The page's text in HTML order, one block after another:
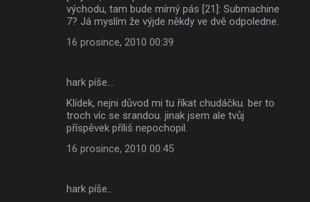
východu, tam bude mírný pás [21]: Submachine
7? Já myslím že výjde někdy ve dvě odpoledne.
16 prosince, 2010 00:39
hark píše…
Klídek, nejni důvod mi tu říkat chudáčku. ber to
troch víc se srandou. jinak jsem ale tvůj
příspěvek příliš nepochopil.
16 prosince, 2010 00:45
hark píše…